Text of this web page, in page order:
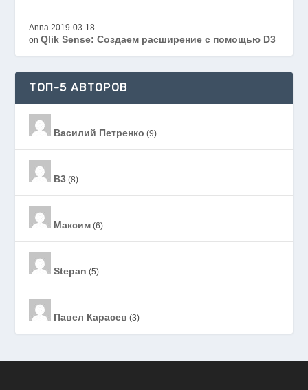
Anna 2019-03-18
onQlik Sense: Создаем расширение с помощью D3
ТОП-5 АВТОРОВ
Василий Петренко (9)
B3 (8)
Максим (6)
Stepan (5)
Павел Карасев (3)